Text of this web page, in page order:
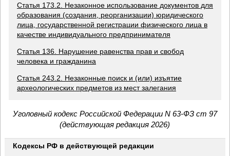
Статья 173.2. Незаконное использование документов для
образования (создания, реорганизации) юридического
лица, государственной регистрации физического лица в
качестве индивидуального предпринимателя
Статья 136. Нарушение равенства прав и свобод
человека и гражданина
Статья 243.2. Незаконные поиск и (или) изъятие
археологических предметов из мест залегания
Уголовный кодекс Российской Федерации N 63-ФЗ ст 97
(действующая редакция 2026)
Кодексы РФ в действующей редакции